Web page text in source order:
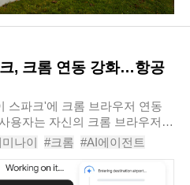
, 크롬 연동 강화…항공
스파크'에 크롬 브라우저 연동
용자는 자신의 크롬 브라우저에
를 활용해 항공권 검색이나 예
AI..
나이 #크롬 #AI에이전트
예약